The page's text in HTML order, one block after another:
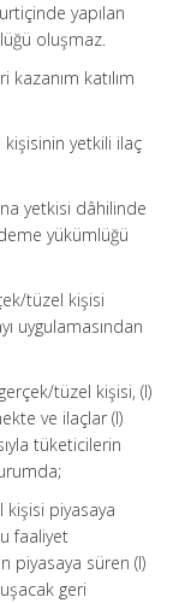
yapılan
oluşmaz.
katılım
kişisinin yetkili ilaç
yetkisi dâhilinde
yükümlüğü
tüzel kişisi
uygulamasından
tüzel kişisi, (I)
ve ilaçlar (I)
tüketicilerin
kişisi piyasaya
faaliyet
piyasaya süren (I)
geri